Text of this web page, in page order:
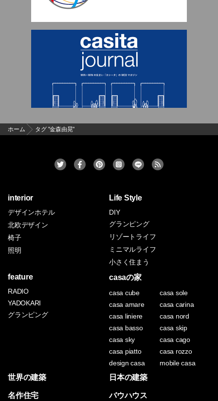
ホーム タグ "金森由晃"
interior
デザインホテル
北欧デザイン
椅子
照明
Life Style
DIY
グランピング
リゾートライフ
ミニマルライフ
小さく住まう
feature
RADIO
YADOKARI
グランピング
casaの家
casa cube
casa sole
casa amare
casa carina
casa liniere
casa nord
casa basso
casa skip
casa sky
casa cago
casa piatto
casa rozzo
design casa
mobile casa
世界の建築 日本の建築
名作住宅 バウハウス